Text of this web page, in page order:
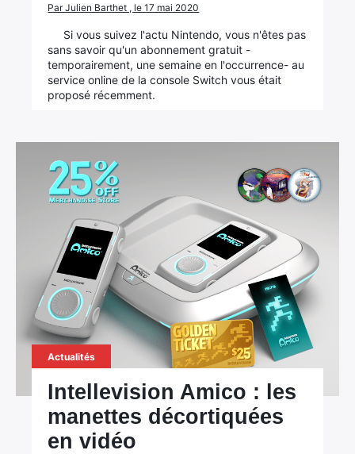
Par Julien Barthet , le 17 mai 2020
Si vous suivez l'actu Nintendo, vous n'êtes pas
sans savoir qu'un abonnement gratuit -
temporairement, une semaine en l'occurrence- au
service online de la console Switch vous était
proposé récemment.
Actualités
Intellevision Amico : les
manettes décortiquées
en vidéo